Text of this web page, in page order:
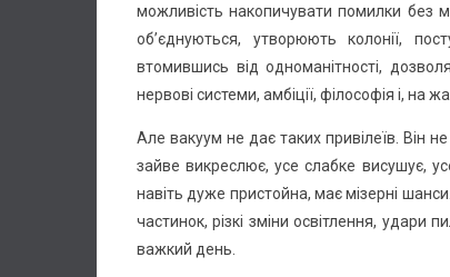
можливість накопичувати помилки без
об’єднуються, утворюють колонії,
втомившись від одноманітності,
нервові системи, амбіції, філософія і, на
Але вакуум не дає таких привілеїв. Він
зайве викреслює, усе слабке висушує,
навіть дуже пристойна, має мізерні
частинок, різкі зміни освітлення,
важкий день.